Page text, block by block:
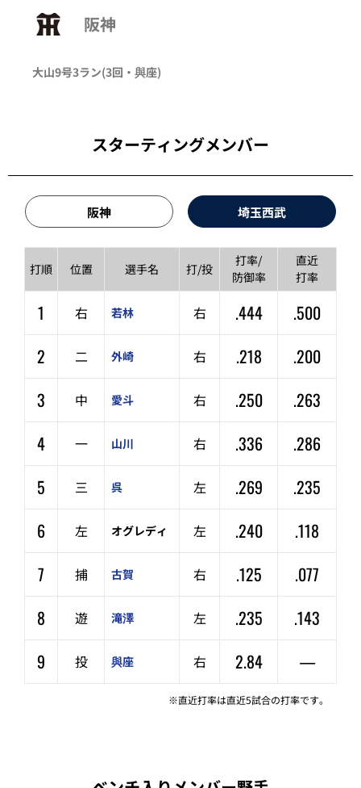
阪神
大山9号3ラン(3回・ 與座)
スターティングメンバー
阪神 埼玉西武
打順 位置 選手名 打/投
打率/
防御率
直近
打率
1 右 若林 右 .444
.500
2
二 外崎 右 .218
.200
3
中 愛斗 右 .250
.263
4
一 山川 右 .336
.286
5
三 呉 左 .269
.235
6
左 オグレディ 左 .240
.118
7
捕 古賀 右 .125
.077
8
遊 滝澤 左 .235
.143
9
投 與座 右 2.84 —
※直近打率は直近5試合の打率です。